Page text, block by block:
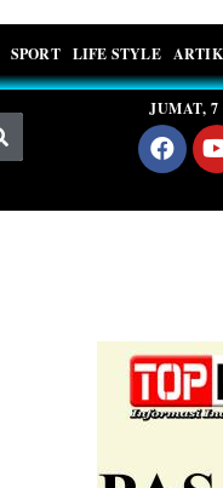
SPORT LIFE STYLE
JUMAT, 7